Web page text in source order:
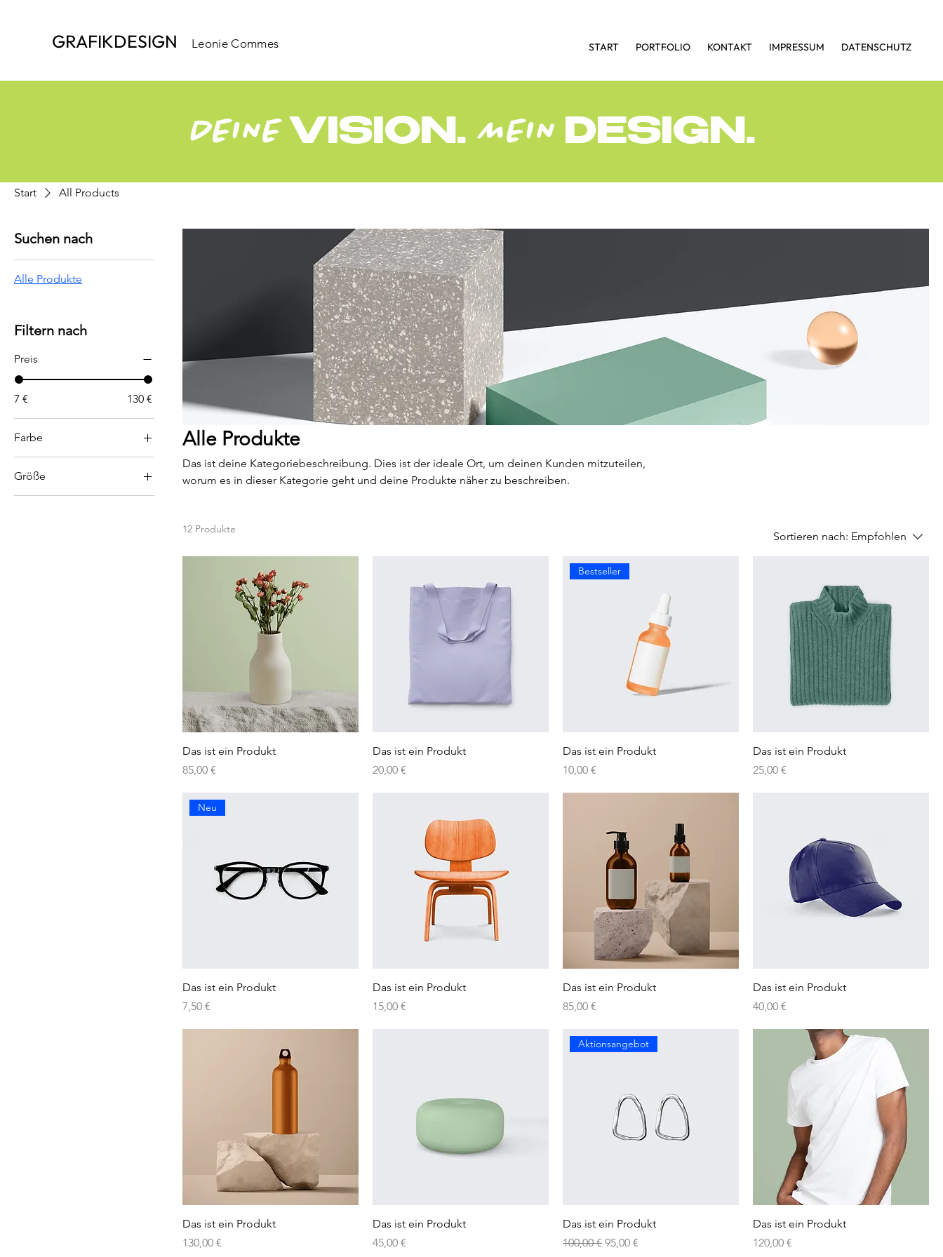
GRAFIKDESIGN Leonie Commes START PORTFOLIO KONTAKT IMPRESSUM DATENSCHUTZ
DEINE VISION. MEIN DESIGN.
Start All Products
Suchen nach
Alle Produkte
Filtern nach
Preis
7 € 130 €
Farbe
Größe
Alle Produkte
Das ist deine Kategoriebeschreibung. Dies ist der ideale Ort, um deinen Kunden mitzuteilen,
worum es in dieser Kategorie geht und deine Produkte näher zu beschreiben.
12 Produkte
Sortieren nach: Empfohlen
Das ist ein Produkt
Preis
85,00 €
Das ist ein Produkt
Preis
20,00 €
Bestseller
Das ist ein Produkt
Preis
10,00 €
Das ist ein Produkt
Preis
25,00 €
Neu
Das ist ein Produkt
Preis
7,50 €
Das ist ein Produkt
Preis
15,00 €
Das ist ein Produkt
Preis
85,00 €
Das ist ein Produkt
Preis
40,00 €
Das ist ein Produkt
Preis
130,00 €
Das ist ein Produkt
Preis
45,00 €
Aktionsangebot
Das ist ein Produkt
Standardpreis
100,00 € Sale-Preis
95,00 €
Das ist ein Produkt
Preis
120,00 €